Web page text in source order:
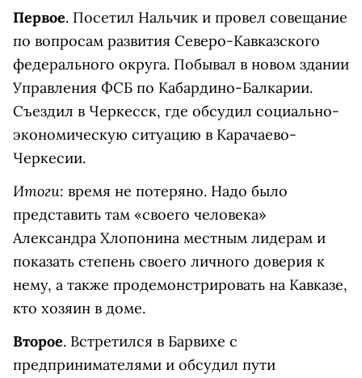
Первое. Посетил Нальчик и провел совещание
по вопросам развития Северо-Кавказского
федерального округа. Побывал в новом здании
Управления ФСБ по Кабардино-Балкарии.
Съездил в Черкесск, где обсудил социально-
экономическую ситуацию в Карачаево-
Черкесии.
Итоги: время не потеряно. Надо было
представить там «своего человека»
Александра Хлопонина местным лидерам и
показать степень своего личного доверия к
нему, а также продемонстрировать на Кавказе,
кто хозяин в доме.
Второе. Встретился в Барвихе с
предпринимателями и обсудил пути